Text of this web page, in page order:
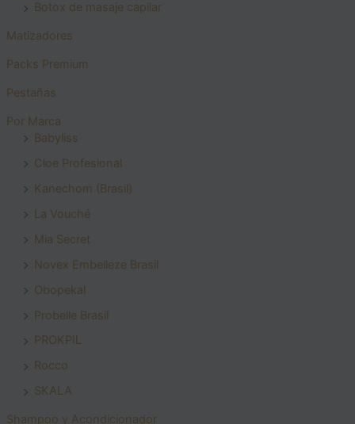
Botox de masaje capilar
Matizadores
Packs Premium
Pestañas
Por Marca
Babyliss
Cloe Profesional
Kanechom (Brasil)
La Vouché
Mia Secret
Novex Embelleze Brasil
Obopekal
Probelle Brasil
PROKPIL
Rocco
SKALA
Shampoo y Acondicionador